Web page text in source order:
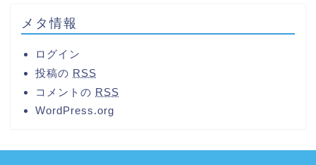
メタ情報
ログイン
投稿の RSS
コメントの RSS
WordPress.org